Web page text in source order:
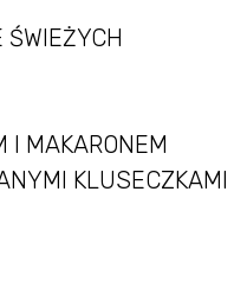
ŚWIEŻYCH
I MAKARONEM
KLUSECZKAMI